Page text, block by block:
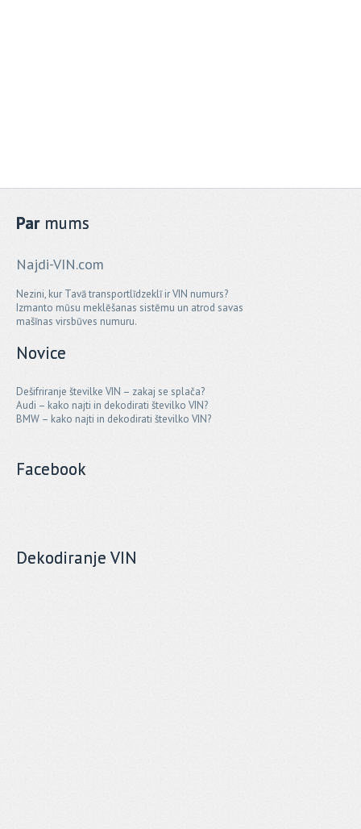
Parmums
Najdi-VIN.com
Nezini, kur Tavā transportlīdzeklī ir VIN numurs?
Izmanto mūsu meklēšanas sistēmu un atrod savas
mašīnas virsbūves numuru.
Novice
Dešifriranje številke VIN – zakaj se splača?
Audi – kako najti in dekodirati številko VIN?
BMW – kako najti in dekodirati številko VIN?
Facebook
Dekodiranje VIN